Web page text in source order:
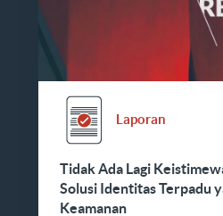
Laporan
Tidak Ada Lagi
Solusi Identitas Terpadu
Keamanan